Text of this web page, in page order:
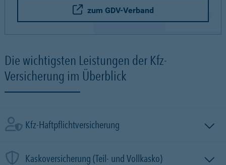
zum GDV-Verband
Die wichtigsten Leistungen der Kfz-
Versicherung im Überblick
Kfz-Haftpflichtversicherung
Kaskoversicherung (Teil- und Vollkasko)